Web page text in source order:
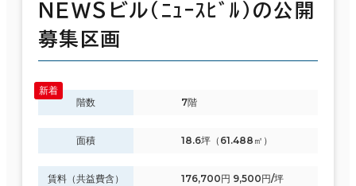
ＮＥＷＳビル（ﾆｭｰｽﾋﾞﾙ）の公開
募集区画
階数 7階
面積 18.6坪（61.488㎡）
賃料（共益費含） 176,700円 9,500円/坪